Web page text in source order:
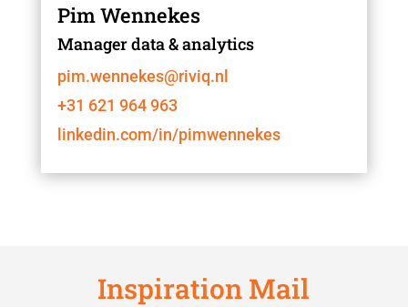
Pim Wennekes
Manager data & analytics
pim.wennekes@riviq.nl
+31 621 964 963
linkedin.com/in/pimwennekes
Inspiration Mail